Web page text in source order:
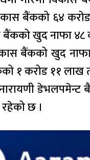
बैंकको ६४
बैंकको खुद नाफा
बैंकको खुद
१ करोड ११ लाख
नारायणी
छ ।